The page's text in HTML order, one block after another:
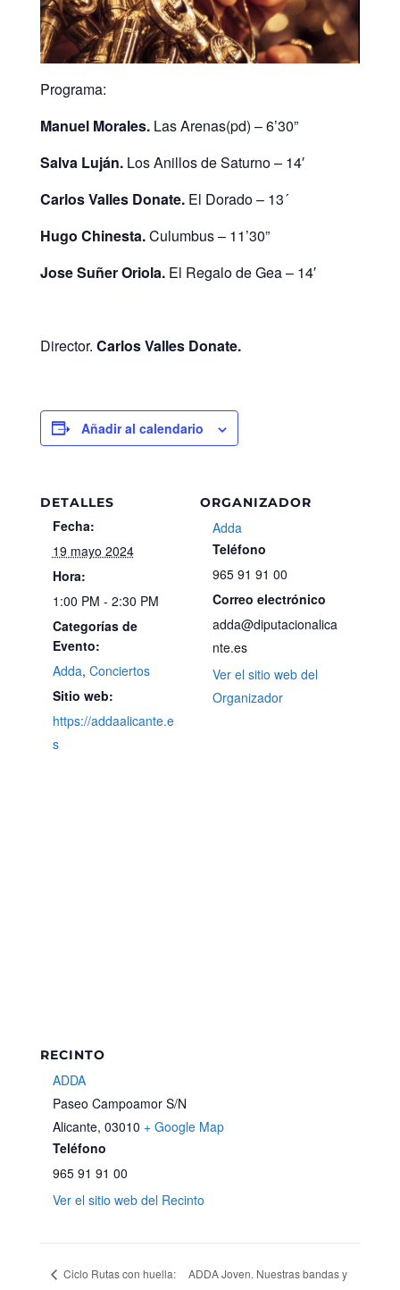
Programa:
Manuel Morales. Las Arenas(pd) – 6’30”
Salva Luján. Los Anillos de Saturno – 14′
Carlos Valles Donate. El Dorado – 13´
Hugo Chinesta.Culumbus – 11’30”
Jose Suñer Oriola. El Regalo de Gea – 14′
Director. Carlos Valles Donate.
Añadir al calendario
DETALLES
Fecha:
19 mayo 2024
Hora:
1:00 PM - 2:30 PM
Categorías de
Evento:
Adda, Conciertos
Sitio web:
https://addaalicante.e
s
ORGANIZADOR
Adda
Teléfono
965 91 91 00
Correo electrónico
adda@diputacionalica
nte.es
Ver el sitio web del
Organizador
RECINTO
ADDA
Paseo Campoamor S/N
Alicante, 03010 + Google Map
Teléfono
965 91 91 00
Ver el sitio web del Recinto
Ciclo Rutas con huella:
ADDA Joven. Nuestras bandas y